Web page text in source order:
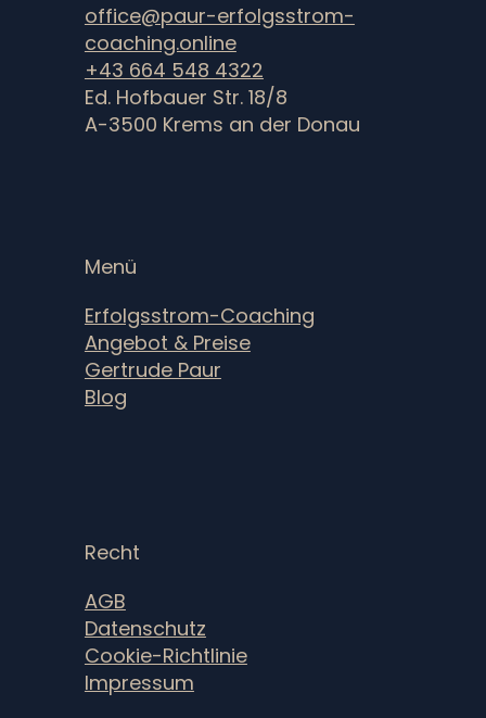
office@paur-erfolgsstrom-
coaching.online
+43 664 548 4322
Ed. Hofbauer Str. 18/8
A-3500 Krems an der Donau
Menü
Erfolgsstrom-Coaching
Angebot & Preise
Gertrude Paur
Blog
Recht
AGB
Datenschutz
Cookie-Richtlinie
Impressum